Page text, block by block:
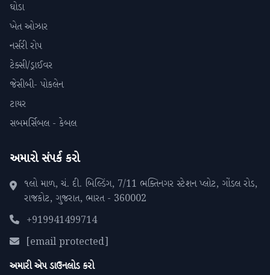
ઘોડા
ખેત ઓઝાર
નર્સરી રોપ
ટેક્સી/ડ્રાઈવર
જેસીબી- પોકલેન
ટાયર
સબમર્સિબલ - કેબલ
અમારો સંપર્ક કરો
૧લો માળ, ચં. દી. બિલ્ડિંગ, 7/11 ભક્તિનગર સ્ટેશન પ્લોટ, ગોંડલ રોડ,
રાજકોટ, ગુજરાત, ભારત - 360002
+919941499714
[email protected]
અમારી એપ ડાઉનલોડ કરો